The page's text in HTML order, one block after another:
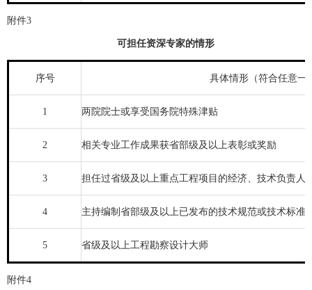
附件3
可担任资深专家的情形
序号 具体情形（符合任意一
1 两院院士或享受国务院特殊津贴
2 相关专业工作成果获省部级及以上表彰或奖励
3 担任过省级及以上重点工程项目的经济、技术负责人
4 主持编制省部级及以上已发布的技术规范或技术标准
5 省级及以上工程勘察设计大师
附件4